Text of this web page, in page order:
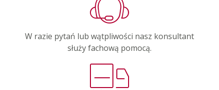
W razie pytań lub wątpliwości nasz konsultant
służy fachową pomocą.